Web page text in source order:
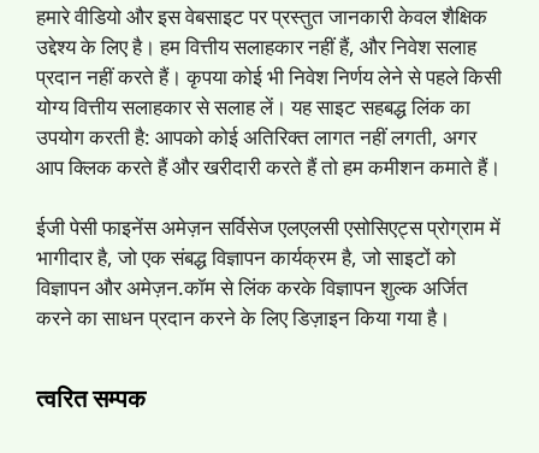
हमारे वीडियो और इस वेबसाइट पर प्रस्तुत जानकारी केवल शैक्षिक
उद्देश्य के लिए है। हम वित्तीय सलाहकार नहीं हैं, और निवेश सलाह
प्रदान नहीं करते हैं। कृपया कोई भी निवेश निर्णय लेने से पहले किसी
योग्य वित्तीय सलाहकार से सलाह लें। यह साइट सहबद्ध लिंक का
उपयोग करती है: आपको कोई अतिरिक्त लागत नहीं लगती, अगर
आप क्लिक करते हैं और खरीदारी करते हैं तो हम कमीशन कमाते हैं।
ईजी पेसी फाइनेंस अमेज़न सर्विसेज एलएलसी एसोसिएट्स प्रोग्राम में
भागीदार है, जो एक संबद्ध विज्ञापन कार्यक्रम है, जो साइटों को
विज्ञापन और अमेज़न.कॉम से लिंक करके विज्ञापन शुल्क अर्जित
करने का साधन प्रदान करने के लिए डिज़ाइन किया गया है।
त्वरित सम्पक